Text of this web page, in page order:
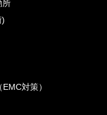
所
)
対策）